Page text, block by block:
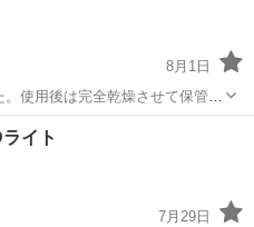
8月1日
使用後は完全乾燥させて保管し
イト
7月29日